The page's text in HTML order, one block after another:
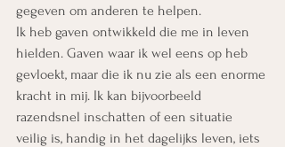
gegeven om anderen te helpen.
Ik heb gaven ontwikkeld die me in leven
hielden. Gaven waar ik wel eens op heb
gevloekt, maar die ik nu zie als een enorme
kracht in mij. Ik kan bijvoorbeeld
razendsnel inschatten of een situatie
veilig is, handig in het dagelijks leven, iets